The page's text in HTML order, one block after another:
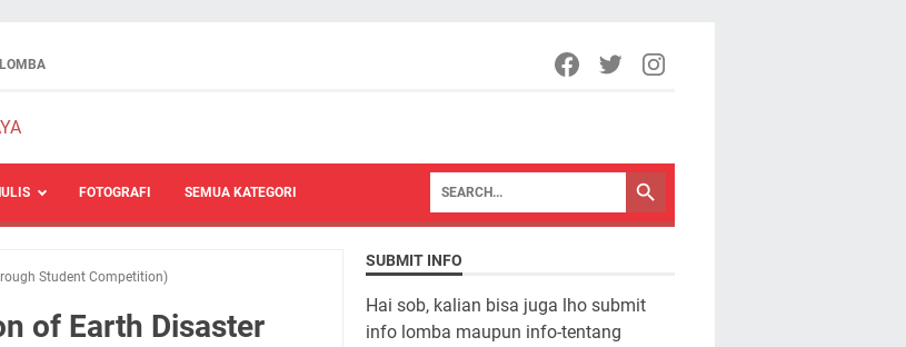
FOTOGRAFI SEMUA KATEGORI
Student Competition)
of Earth Disaster
SUBMIT INFO
Hai sob, kalian bisa juga lho submit
info lomba maupun info-tentang